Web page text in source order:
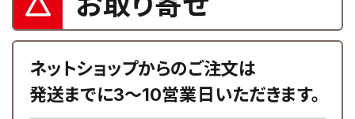
ネットショップからのご注文は
発送までに3～10営業日いただきます。